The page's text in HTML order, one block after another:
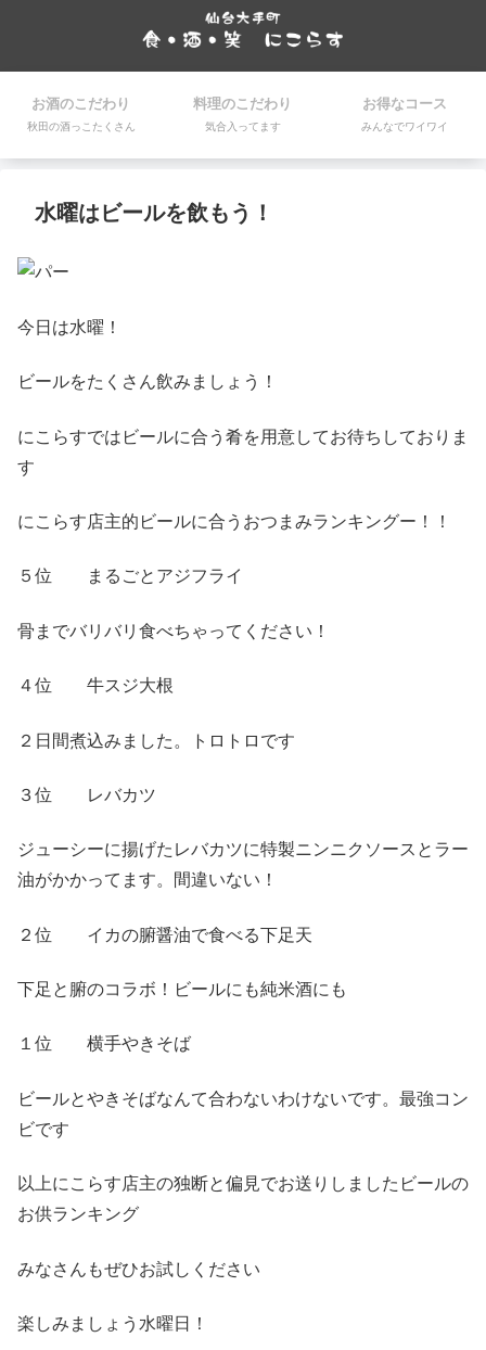
お酒のこだわり
秋田の酒っこたくさん
料理のこだわり
気合入ってます
お得なコース
みんなでワイワイ
水曜はビールを飲もう！
今日は水曜！
ビールをたくさん飲みましょう！
にこらすではビールに合う肴を用意してお待ちしておりま
す
にこらす店主的ビールに合うおつまみランキングー！！
５位 まるごとアジフライ
骨までバリバリ食べちゃってください！
４位 牛スジ大根
２日間煮込みました。トロトロです
３位 レバカツ
ジューシーに揚げたレバカツに特製ニンニクソースとラー
油がかかってます。間違いない！
２位 イカの腑醤油で食べる下足天
下足と腑のコラボ！ビールにも純米酒にも
１位 横手やきそば
ビールとやきそばなんて合わないわけないです。最強コン
ビです
以上にこらす店主の独断と偏見でお送りしましたビールの
お供ランキング
みなさんもぜひお試しください
楽しみましょう水曜日！